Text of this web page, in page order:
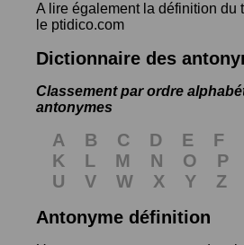
A lire également la définition du
le ptidico.com
Dictionnaire des
Classement par ordre
antonymes
A B C D E F
K
L M N O P
U
V W X Y
Z
Antonyme définition